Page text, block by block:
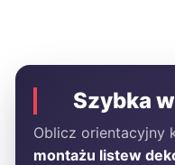
Szybka
Oblicz orientacyjny
montażu listew